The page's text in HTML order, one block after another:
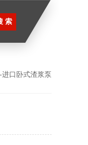
口卧式渣浆泵